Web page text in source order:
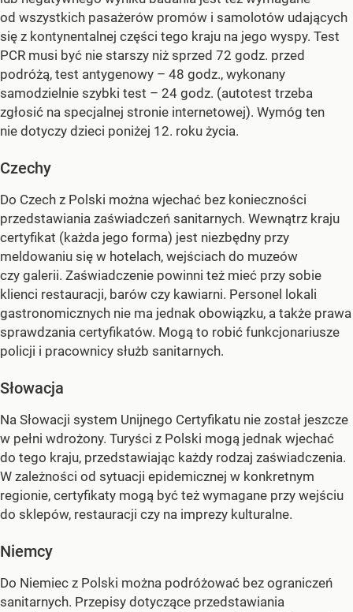
od wszystkich pasażerów promów i samolotów udających
się z kontynentalnej części tego kraju na jego wyspy. Test
PCR musi być nie starszy niż sprzed 72 godz. przed
podróżą, test antygenowy – 48 godz., wykonany
samodzielnie szybki test – 24 godz. (autotest trzeba
zgłosić na specjalnej stronie internetowej). Wymóg ten
nie dotyczy dzieci poniżej 12. roku życia.
Czechy
Do Czech z Polski można wjechać bez konieczności
przedstawiania zaświadczeń sanitarnych. Wewnątrz kraju
certyfikat (każda jego forma) jest niezbędny przy
meldowaniu się w hotelach, wejściach do muzeów
czy galerii. Zaświadczenie powinni też mieć przy sobie
klienci restauracji, barów czy kawiarni. Personel lokali
gastronomicznych nie ma jednak obowiązku, a także prawa
sprawdzania certyfikatów. Mogą to robić funkcjonariusze
policji i pracownicy służb sanitarnych.
Słowacja
Na Słowacji system Unijnego Certyfikatu nie został jeszcze
w pełni wdrożony. Turyści z Polski mogą jednak wjechać
do tego kraju, przedstawiając każdy rodzaj zaświadczenia.
W zależności od sytuacji epidemicznej w konkretnym
regionie, certyfikaty mogą być też wymagane przy wejściu
do sklepów, restauracji czy na imprezy kulturalne.
Niemcy
Do Niemiec z Polski można podróżować bez ograniczeń
sanitarnych. Przepisy dotyczące przedstawiania